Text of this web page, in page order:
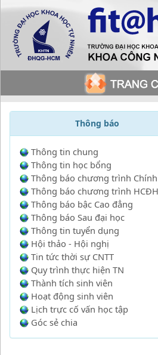
Thông báo
Thông tin chung
Thông tin học bổng
Thông báo chương trình
Thông báo chương trình HCĐH
Thông báo bậc Cao đẳng
Thông báo Sau đại học
Thông tin tuyển dụng
Hội thảo - Hội nghị
Tin tức thời sự CNTT
Quy trình thực hiện TN
Thành tích sinh viên
Hoạt động sinh viên
Lịch trực cố vấn học tập
Góc sẻ chia